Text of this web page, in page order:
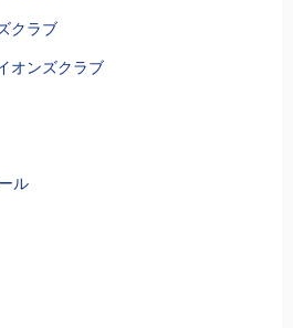
クラブ
オンズクラブ
ル